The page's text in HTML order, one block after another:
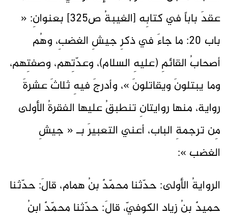
عقدَ باباً في كتابِه [الغيبةُ ص325] بعنوانِ: «
باب 20: ما جاءَ في ذكرِ جيشِ الغضبِ، وهُم
أصحابُ القائمِ (عليهِ السلام)، وعدّتِهم، وصفتِهم،
وما يبتلونَ ويقاتلونَ »، وأدرجَ فيهِ ثلاثَ عشرةَ
رواية، منها روايتانِ تنطبقُ عليها الفقرةُ الأولى
مِن ترجمةِ الباب، أعني التعبيرَ بـ « جيشِ
الغضب »:
الروايةُ الأولى: حدّثنا محمّدٌ بنُ همام، قالَ: حدّثنا
حميدٌ بنُ زياد الكوفيّ، قالَ: حدّثنا محمّدٌ ابنُ